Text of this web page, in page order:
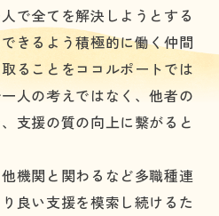
で全てを解決しようとする
きるよう積極的に働く仲間
ることをココルポートでは
人の考えではなく、他者の
支援の質の向上に繋がると
機関と関わるなど多職種連
良い支援を模索し続けるた